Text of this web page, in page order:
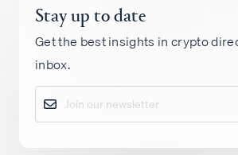
Cartera
Insights
Policy
Stay up to date
Get the best insights in crypto
inbox.